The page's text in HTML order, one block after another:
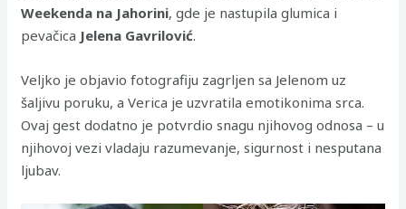
Weekenda na Jahorini, gde je nastupila glumica i
pevačica Jelena Gavrilović.
Veljko je objavio fotografiju zagrljen sa Jelenom uz
šaljivu poruku, a Verica je uzvratila emotikonima srca.
Ovaj gest dodatno je potvrdio snagu njihovog odnosa – u
njihovoj vezi vladaju razumevanje, sigurnost i nesputana
ljubav.